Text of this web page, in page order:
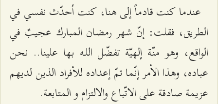
عندما كنت قادماً إلى هنا، كنت أحدّث نفسي في
الطريق، فقلت: إنّ شهر رمضان المبارك عجيبٌ في
الواقع، وهو منّة إلهيّة تفضّل اللـه بها علينا.. نحن
عباده، وهذا الأمر إنّما تمّ إعداده للأفراد الذين لديهم
عزيمة صادقة على الاتّباع والالتزام و المتابعة.